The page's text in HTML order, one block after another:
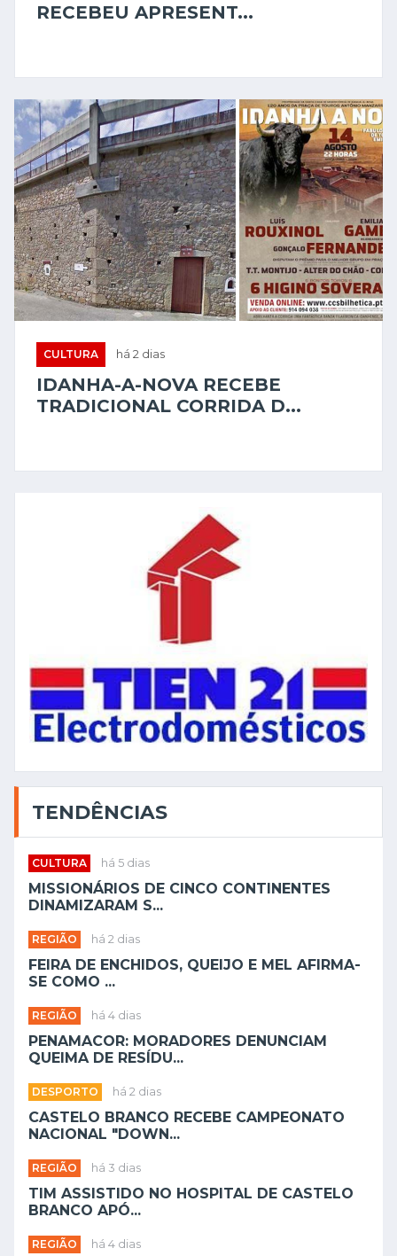
RECEBEU APRESENT...
CULTURA há 2 dias
IDANHA-A-NOVA RECEBE
TRADICIONAL CORRIDA D...
TENDÊNCIAS
CULTURA há 5 dias
MISSIONÁRIOS DE CINCO CONTINENTES
DINAMIZARAM S...
REGIÃO há 2 dias
FEIRA DE ENCHIDOS, QUEIJO E MEL AFIRMA-
SE COMO ...
REGIÃO há 4 dias
PENAMACOR: MORADORES DENUNCIAM
QUEIMA DE RESÍDU...
DESPORTO há 2 dias
CASTELO BRANCO RECEBE CAMPEONATO
NACIONAL "DOWN...
REGIÃO há 3 dias
TIM ASSISTIDO NO HOSPITAL DE CASTELO
BRANCO APÓ...
REGIÃO há 4 dias